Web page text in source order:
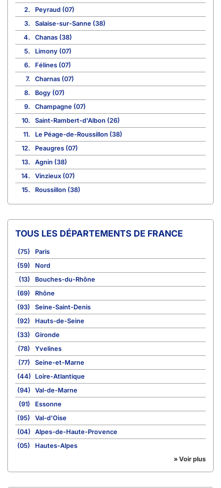
2.
Peyraud (07)
3.
Salaise-sur-Sanne (38)
4.
Chanas (38)
5.
Limony (07)
6.
Félines (07)
7.
Charnas (07)
8.
Bogy (07)
9.
Champagne (07)
10.
Saint-Rambert-d'Albon (26)
11.
Le Péage-de-Roussillon (38)
12.
Peaugres (07)
13.
Agnin (38)
14.
Vinzieux (07)
15.
Roussillon (38)
TOUS LES DÉPARTEMENTS DE FRANCE
(75)
Paris
(59)
Nord
(13)
Bouches-du-Rhône
(69)
Rhône
(93)
Seine-Saint-Denis
(92)
Hauts-de-Seine
(33)
Gironde
(78)
Yvelines
(77)
Seine-et-Marne
(44)
Loire-Atlantique
(94)
Val-de-Marne
(91)
Essonne
(95)
Val-d'Oise
(04)
Alpes-de-Haute-Provence
(05)
Hautes-Alpes
» Voir plus